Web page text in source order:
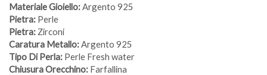
Materiale Gioiello:Argento 925
Pietra: Perle
Pietra: Zirconi
Caratura Metallo:Argento 925
Tipo Di Perla: Perle Fresh water
Chiusura Orecchino: Farfallina